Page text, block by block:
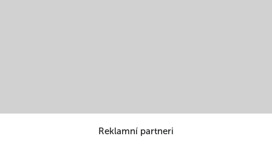
Reklamní partneri